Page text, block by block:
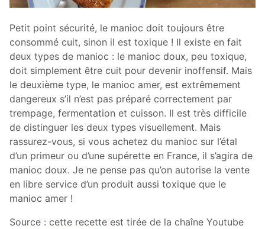
Petit point sécurité, le manioc doit toujours être
consommé cuit, sinon il est toxique ! Il existe en fait
deux types de manioc : le manioc doux, peu toxique,
doit simplement être cuit pour devenir inoffensif. Mais
le deuxième type, le manioc amer, est extrêmement
dangereux s’il n’est pas préparé correctement par
trempage, fermentation et cuisson. Il est très difficile
de distinguer les deux types visuellement. Mais
rassurez-vous, si vous achetez du manioc sur l’étal
d’un primeur ou d’une supérette en France, il s’agira de
manioc doux. Je ne pense pas qu’on autorise la vente
en libre service d’un produit aussi toxique que le
manioc amer !
Source : cette recette est tirée de la chaîne Youtube